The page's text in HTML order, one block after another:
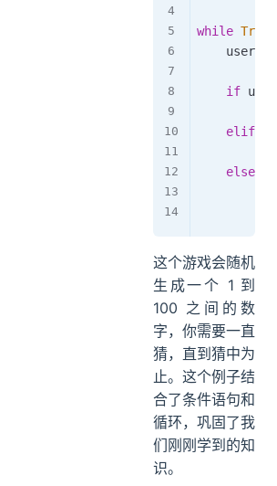
while True
if
elif
else
这个游戏会随机
生成一个 1 到
100 之间的数
字，你需要一直
猜，直到猜中为
止。这个例子结
合了条件语句和
循环，巩固了我
们刚刚学到的知
识。